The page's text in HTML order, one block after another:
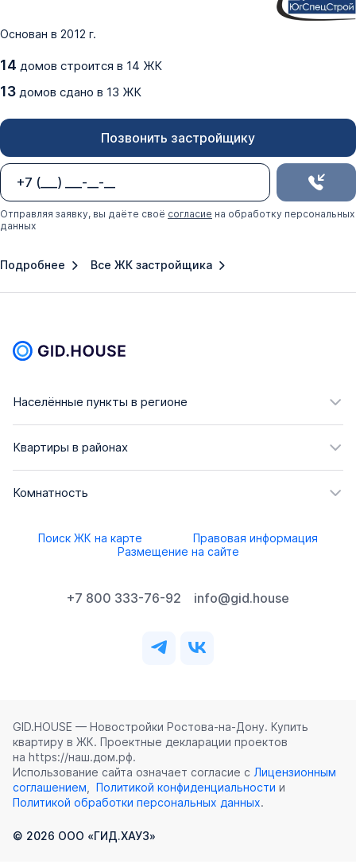
Основан в 2012 г.
14 домов строится в 14 ЖК
13 домов сдано в 13 ЖК
Позвонить застройщику
Отправляя заявку, вы даёте своё согласие на обработку персональных
данных
Подробнее Все ЖК застройщика
Населённые пункты в регионе
Квартиры в районах
Комнатность
Поиск ЖК на карте
Правовая информация
Размещение на сайте
+7 800 333-76-92 info@gid.house
GID.HOUSE — Новостройки Ростова‑на‑Дону. Купить
квартиру в ЖК. Проектные декларации проектов
на https://наш.дом.рф.
Использование сайта означает согласие с Лицензионным
соглашением
Политикой конфиденциальности и
Политикой обработки персональных данных.
© 2026 ООО «ГИД.ХАУЗ»